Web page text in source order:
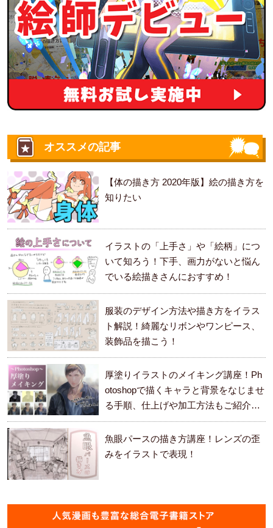
オススメの記事
【体の描き方 2020年版】絵の描き方を
知りたい
イラストの「上手さ」や「絵柄」につ
いて知ろう！下手、画力がないと悩ん
でいる絵描きさんにおすすめ！
服装のデザイン方法や描き方をイラス
ト解説！綺麗なリボンやワンピース、
装飾品を描こう！
厚塗りイラストのメイキング講座！Ph
otoshopで描くキャラと背景をなじませ
る手順、仕上げや加工方法もご紹介し
ます。
魚眼パースの描き方講座！レンズの歪
みをイラストで表現！